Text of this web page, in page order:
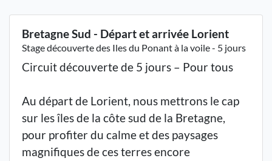
Bretagne Sud - Départ et arrivée Lorient
Stage découverte des Iles du Ponant à la voile - 5 jours
Circuit découverte de 5 jours – Pour tous
Au départ de Lorient, nous mettrons le cap
sur les îles de la côte sud de la Bretagne,
pour profiter du calme et des paysages
magnifiques de ces terres encore